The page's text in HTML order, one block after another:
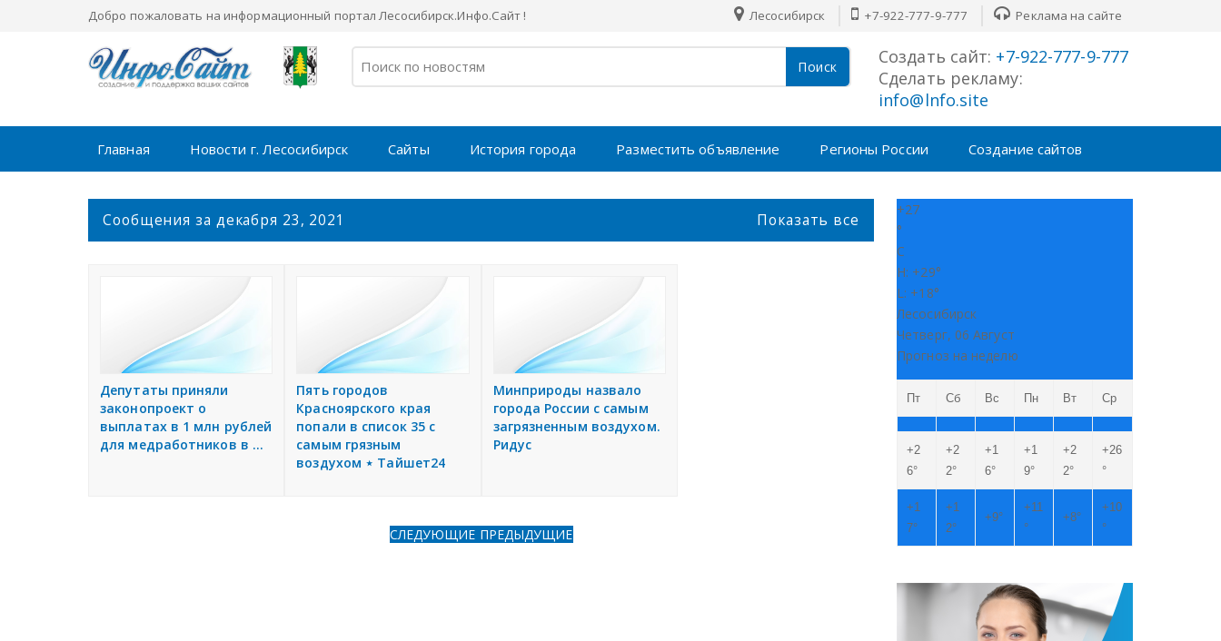
Добро пожаловать на информационный портал Лесосибирск.Инфо.Сайт ! Лесосибирск +7-922-777-9-777 Реклама на сайте
Поиск Создать сайт: +7-922-777-9-777
Сделать рекламу:
info@lnfo.site
Главная Новости г. Лесосибирск Сайты История города Разместить объявление Регионы России Создание сайтов
Сообщения за декабря 23, 2021 Показать все
Депутаты приняли
законопроект о
выплатах в 1 млн рублей
для медработников в ...
Пять городов
Красноярского края
попали в список 35 с
самым грязным
воздухом ⋆ Тайшет24
Минприроды назвало
города России с самым
загрязненным воздухом.
Ридус
СЛЕДУЮЩИЕ ПРЕДЫДУЩИЕ
+27
°
C
H: +29°
L: +18°
Лесосибирск
Четверг, 06 Август
Прогноз на неделю
Пт Сб Вс Пн Вт Ср
+2
6°
+2
2°
+1
6°
+1
9°
+2
2°
+26
°
+1
7°
+1
2°
+9°
+11
°
+8°
+10
°